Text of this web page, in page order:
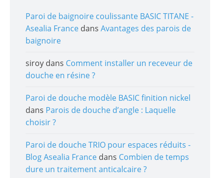
Paroi de baignoire coulissante BASIC TITANE -
Asealia France dans Avantages des parois de
baignoire
siroy dans Comment installer un receveur de
douche en résine ?
Paroi de douche modèle BASIC finition nickel
dans Parois de douche d’angle : Laquelle
choisir ?
Paroi de douche TRIO pour espaces réduits -
Blog Asealia France dans Combien de temps
dure un traitement anticalcaire ?